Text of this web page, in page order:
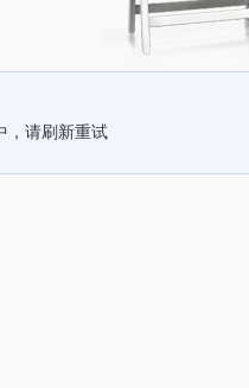
，请刷新重试